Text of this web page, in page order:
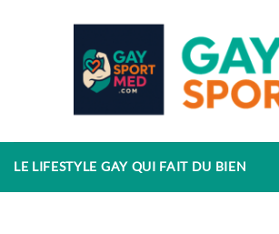
LE LIFESTYLE GAY QUI FAIT DU BIEN